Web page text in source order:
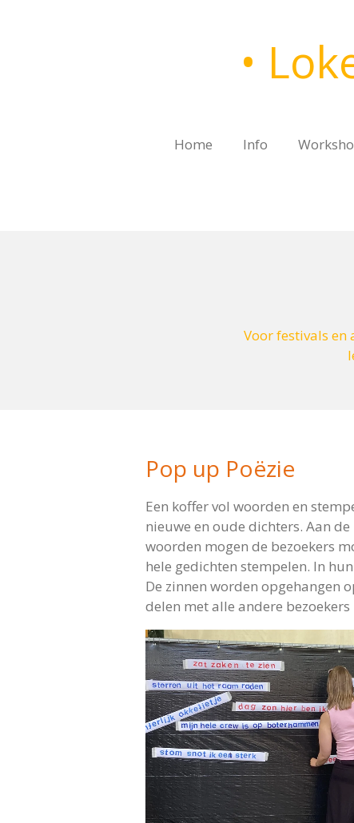
•
Home Info
Voor festivals
Pop up Poëzie
Een koffer vol woorden en
nieuwe en oude dichters. Aan
woorden mogen de bezoekers
hele gedichten stempelen. In
De zinnen worden opgehangen
delen met alle andere bezoekers